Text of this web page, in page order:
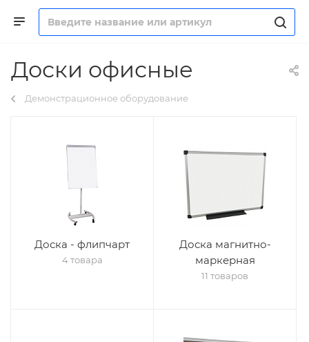
Доски офисные
Демонстрационное оборудование
Доска - флипчарт
4 товара
Доска магнитно-
маркерная
11 товаров